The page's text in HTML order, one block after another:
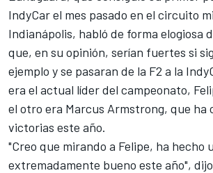
IndyCar el mes pasado en el circuito
Indianápolis, habló de forma elogiosa
que, en su opinión, serían fuertes si
ejemplo y se pasaran de la F2 a la
era el actual líder del campeonato,
el otro era Marcus Armstrong, que ha
victorias este año.
"Creo que mirando a Felipe, ha hecho
extremadamente bueno este año",